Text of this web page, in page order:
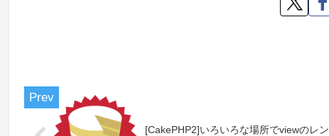
[CakePHP2]いろいろな場所でviewのレン